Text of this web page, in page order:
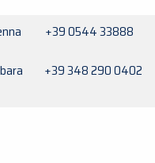
+39 0544 33888
+39 348 290 0402